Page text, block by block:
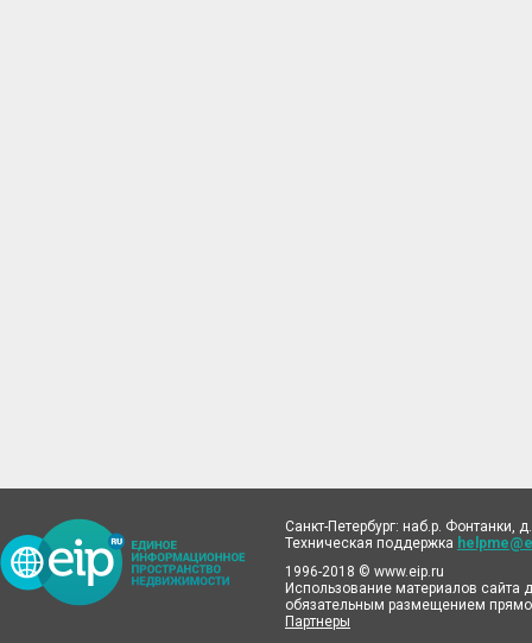
Санкт-Петербург: наб.р. Фонтанки,
Техническая поддержка
1996-2018 © www.eip.ru
Использование материалов сайта
обязательным размещением
Партнеры